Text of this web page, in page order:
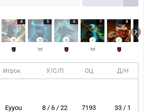
4 5 6 7 8
Игрок У/С/П ОЦ Д/Н
Eyyou 8 / 6 / 22 7193 33 / 1